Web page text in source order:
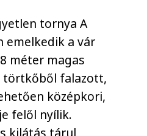
tornya A
emelkedik a vár
méter magas
törtkőből falazott,
középkori,
felől nyílik.